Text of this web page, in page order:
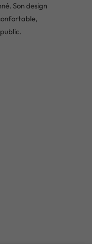
Son design